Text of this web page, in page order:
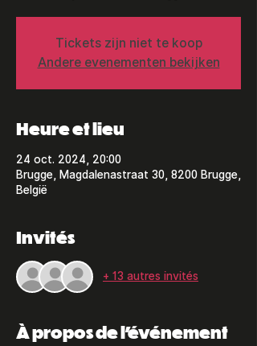
Tickets zijn niet te koop
Andere evenementen bekijken
Heure et lieu
24 oct. 2024, 20:00
Brugge, Magdalenastraat 30, 8200 Brugge,
België
Invités
+ 13 autres invités
À propos de l'événement